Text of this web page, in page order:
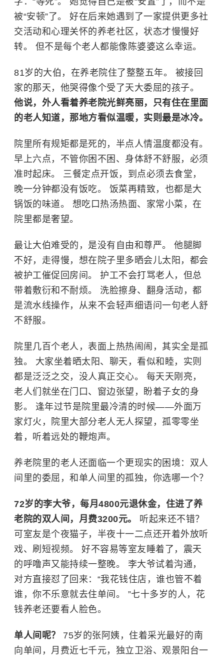
被“安顿”了。 好在后来她遇到了一家提供更多社
交活动和心理关怀的养老社区，状态才慢慢好
转。 但不是每个老人都能像陈婆婆这么幸运。
81岁的大伯，在养老院住了整整五年。 被接回
家的那天，他哭得像个受了天大委屈的孩子。
他说，外人看着养老院光鲜亮丽，只有住在里面
的老人知道，那地方看似温暖，实则最是冰冷。
院里所有规矩都是死的，半点人情温度都没有。
早上六点，不管你困不困、身体舒不舒服，必须
准时起床。 三餐定点开饭，到点必须去食堂，
晚一分钟都没有饭吃。 饭菜再精致，也都是大
锅饭的味道。 想吃口热汤热面、家常小菜，在
院里都是奢望。
最让大伯难受的，是没有自由和尊严。 他腿脚
不好，走得慢，想在院子里多晒会儿太阳，都会
被护工催促回房间。 护工不会打骂老人，但总
带着敷衍和不耐烦。 洗脸擦身、翻身活动，都
是流水线操作，从来不会轻声细语问一句老人舒
不舒服。
院里几百个老人，表面上热热闹闹，其实全是孤
独。 大家坐着晒太阳、聊天，看似和睦，实则
都是泛泛之交，没人真正交心。 每天天刚亮，
老人们就坐在门口、窗边张望，盼着子女的身
影。 逢年过节是院里最冷清的时候——外面万
家灯火，院里大部分老人无人探望，孤零零坐
着，听着远处的鞭炮声。
养老院里的老人还面临一个更现实的困境：双人
间里的委屈，和单人间里的孤独，你选哪一个？
72岁的李大爷，每月4800元退休金，住进了养
老院的双人间，月费3200元。 听起来还不错？
可室友是个夜猫子，半夜十一二点还开着外放听
戏、刷短视频。 好不容易等室友睡着了，震天
的呼噜声又能持续一整晚。 李大爷试着沟通，
对方直接怼了回来：“我花钱住店，谁也管不着
谁，你不乐意就去住单间。 ”七十多岁的人，花
钱养老还要看人脸色。
单人间呢？ 75岁的张阿姨，住着采光最好的南
向单间，月费近七千元，独立卫浴、观景阳台一